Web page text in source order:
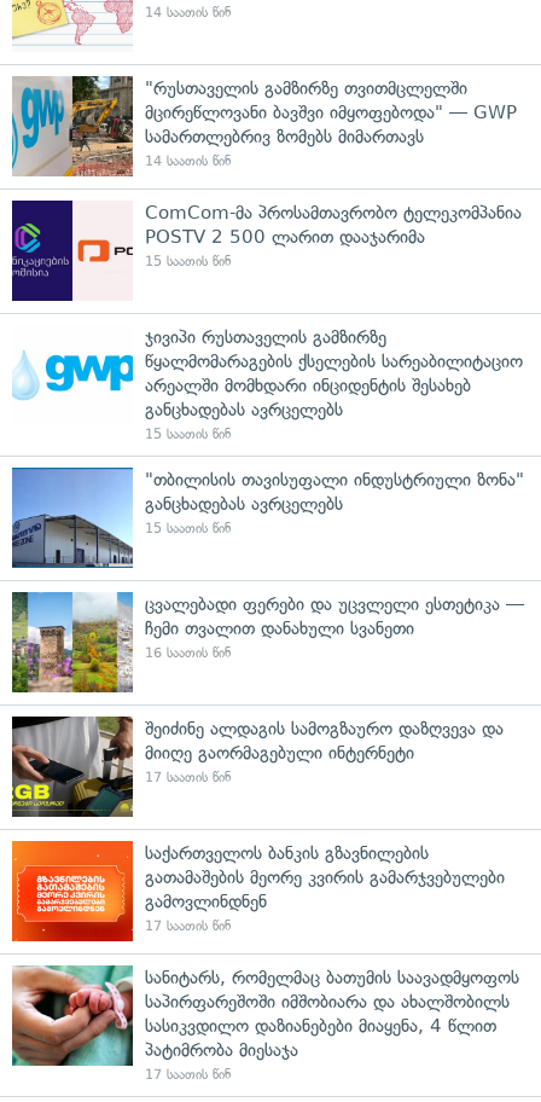
14 საათის წინ
"რუსთაველის გამზირზე თვითმცლელში
მცირეწლოვანი ბავშვი იმყოფებოდა" — GWP
სამართლებრივ ზომებს მიმართავს
14 საათის წინ
ComCom-მა პროსამთავრობო ტელეკომპანია
POSTV 2 500 ლარით დააჯარიმა
15 საათის წინ
ჯივიპი რუსთაველის გამზირზე
წყალმომარაგების ქსელების სარეაბილიტაციო
არეალში მომხდარი ინციდენტის შესახებ
განცხადებას ავრცელებს
15 საათის წინ
"თბილისის თავისუფალი ინდუსტრიული ზონა"
განცხადებას ავრცელებს
15 საათის წინ
ცვალებადი ფერები და უცვლელი ესთეტიკა —
ჩემი თვალით დანახული სვანეთი
16 საათის წინ
შეიძინე ალდაგის სამოგზაურო დაზღვევა და
მიიღე გაორმაგებული ინტერნეტი
17 საათის წინ
საქართველოს ბანკის გზავნილების
გათამაშების მეორე კვირის გამარჯვებულები
გამოვლინდნენ
17 საათის წინ
სანიტარს, რომელმაც ბათუმის საავადმყოფოს
საპირფარეშოში იმშობიარა და ახალშობილს
სასიკვდილო დაზიანებები მიაყენა, 4 წლით
პატიმრობა მიესაჯა
17 საათის წინ